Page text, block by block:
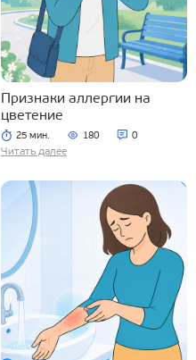
Признаки аллергии на
цветение
25 мин. 180 0
Читать далее